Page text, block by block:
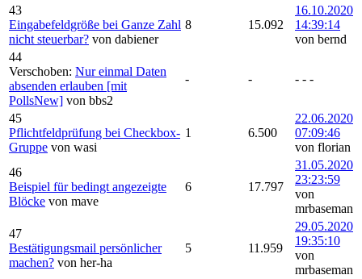
43
Eingabefeldgröße bei Ganze Zahl
nicht steuerbar? von dabiener
8 15.092
16.10.2020
14:39:14
von bernd
44
Verschoben: Nur einmal Daten
absenden erlauben [mit
PollsNew] von bbs2
- - - - -
45
Pflichtfeldprüfung bei Checkbox-
Gruppe von wasi
1 6.500
22.06.2020
07:09:46
von florian
46
Beispiel für bedingt angezeigte
Blöcke von mave
6 17.797
31.05.2020
23:23:59
von
mrbaseman
47
Bestätigungsmail persönlicher
machen? von her-ha
5 11.959
29.05.2020
19:35:10
von
mrbaseman